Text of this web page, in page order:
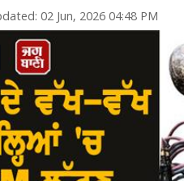
02 Jun, 2026 04:48 PM